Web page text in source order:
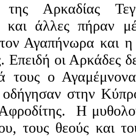
Αρκαδίας
άλλες πήραν
Αγαπήνωρα και
Επειδή οι Αρκάδες
τους ο
οδήγησαν στην
Η
τους θεούς και